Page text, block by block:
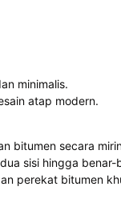
minimalis.
atap modern.
bitumen secara
sisi hingga benar-
perekat bitumen